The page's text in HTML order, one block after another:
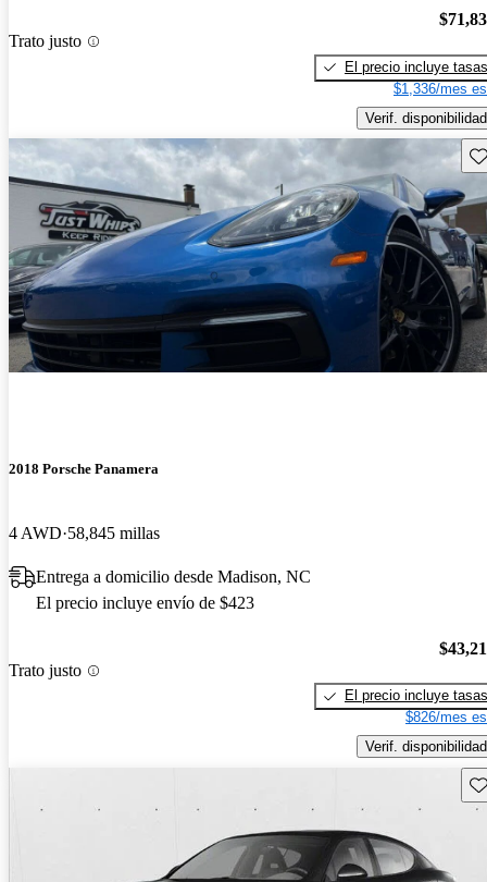
Trato justo
El precio incluye tasas
$1,336/mes
Verif. disponibilidad
2018 Porsche Panamera
4 AWD 58,845 millas
Entrega a domicilio desde Madison, NC
El precio incluye envío de $423
Trato justo
El precio incluye tasas
$826/mes
Verif. disponibilidad